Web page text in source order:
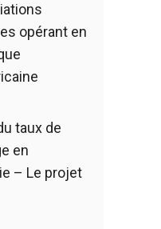
opérant en
taux de
en
– Le projet